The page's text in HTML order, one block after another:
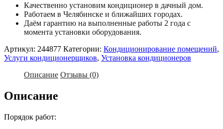
Качественно установим кондиционер в дачный дом.
Работаем в Челябинске и ближайших городах.
Даём гарантию на выполненные работы 2 года с
момента установки оборудования.
Артикул: 244877 Категории: Кондиционирование помещений,
Услуги кондиционерщиков, Установка кондиционеров
Описание Отзывы (0)
Описание
Порядок работ: